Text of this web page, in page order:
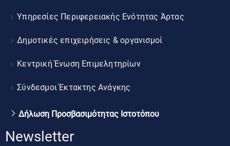
Υπηρεσίες Περιφερειακής Ενότητας Άρτας
Δημοτικές επιχειρήσεις & οργανισμοί
Κεντρική Ένωση Επιμελητηρίων
Σύνδεσμοι Έκτακτης Ανάγκης
Δήλωση Προσβασιμότητας Ιστοτόπου
Newsletter